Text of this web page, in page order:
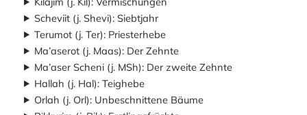
Scheviit (j. Shevi): Siebtjahr
Terumot (j. Ter): Priesterhebe
Ma’aserot (j. Maas): Der Zehnte
Ma’aser Scheni (j. MSh): Der zweite Zehnte
Hallah (j. Hal): Teighebe
Orlah (j. Orl): Unbeschnittene Bäume